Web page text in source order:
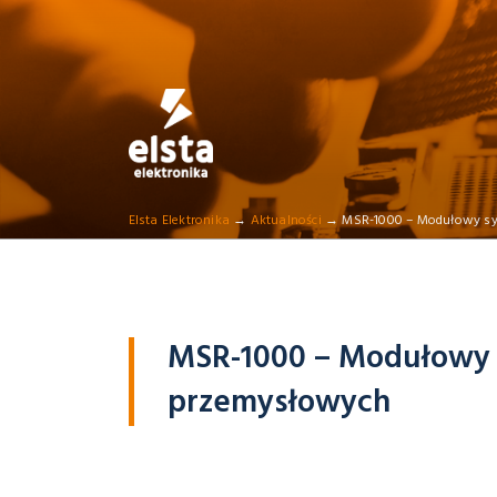
Skip
ELSTA
Profesjonalna elektronika przemysłowa
Elsta Elektronika → Aktualności →MSR-1000 – Modułowy
MSR-1000 –
przemysłowych